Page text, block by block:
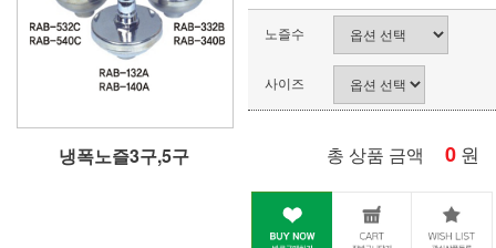
냉폭노즐3구,5구
노즐수
사이즈
총 상품 금액 0 원